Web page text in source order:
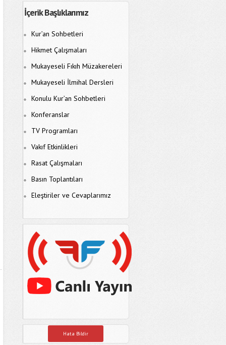
İçerik Başlıklarımız
Kur’an Sohbetleri
Hikmet Çalışmaları
Mukayeseli Fıkıh Müzakereleri
Mukayeseli İlmihal Dersleri
Konulu Kur’an Sohbetleri
Konferanslar
TV Programları
Vakıf Etkinlikleri
Rasat Çalışmaları
Basın Toplantıları
Eleştiriler ve Cevaplarımız
Hata Bildir